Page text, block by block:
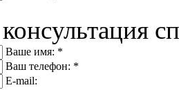
Ваше имя: *
Ваш телефон: *
E-mail: